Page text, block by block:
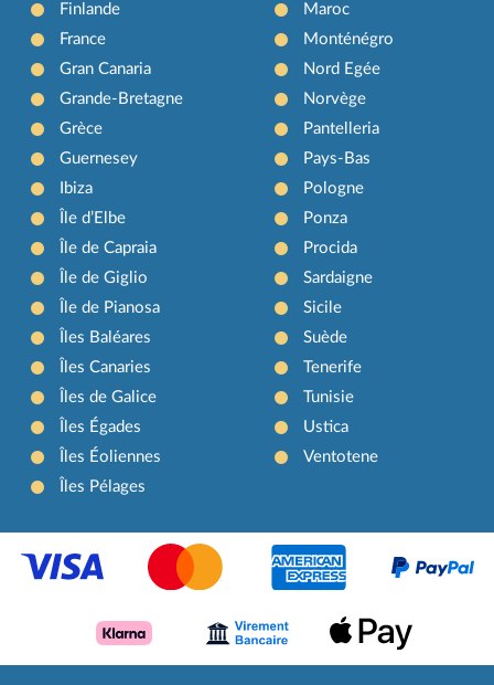
Finlande
France
Gran Canaria
Grande-Bretagne
Grèce
Guernesey
Ibiza
Île d’Elbe
Île de Capraia
Île de Giglio
Île de Pianosa
Îles Baléares
Îles Canaries
Îles de Galice
Îles Égades
Îles Éoliennes
Îles Pélages
Maroc
Monténégro
Nord Egée
Norvège
Pantelleria
Pays-Bas
Pologne
Ponza
Procida
Sardaigne
Sicile
Suède
Tenerife
Tunisie
Ustica
Ventotene